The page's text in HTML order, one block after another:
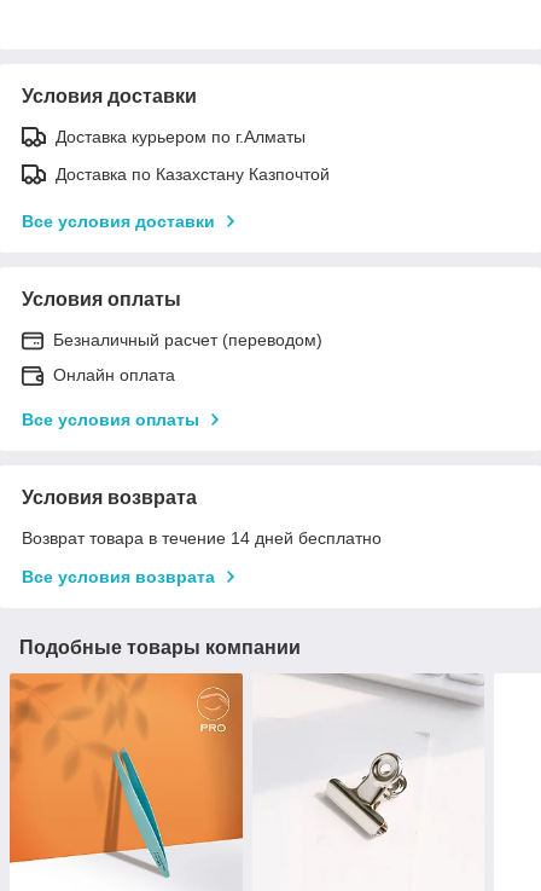
Условия доставки
Доставка курьером по г.Алматы
Доставка по Казахстану Казпочтой
Все условия доставки
Условия оплаты
Безналичный расчет (переводом)
Онлайн оплата
Все условия оплаты
Условия возврата
Возврат товара в течение 14 дней бесплатно
Все условия возврата
Подобные товары компании